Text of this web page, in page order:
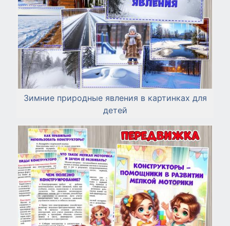
Зимние природные явления в картинках для
детей